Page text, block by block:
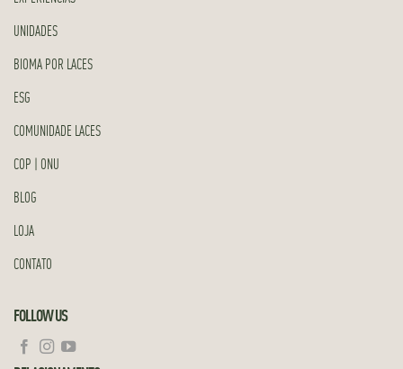
UNIDADES
BIOMA POR LACES
ESG
COMUNIDADE LACES
COP | ONU
BLOG
LOJA
CONTATO
FOLLOW US